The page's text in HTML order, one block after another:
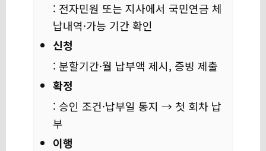
: 전자민원 또는 지사에서 국민연금 체
납내역·가능 기간 확인
신청
: 분할기간·월 납부액 제시, 증빙 제출
확정
: 승인 조건·납부일 통지 → 첫 회차 납
부
이행